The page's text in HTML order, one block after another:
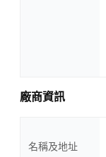
廠商資訊
名稱及地址